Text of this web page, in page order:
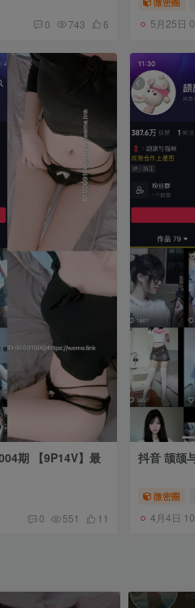
0 743 6 5月25日
期 【9P14V】最
0 551 11
微密圈
4月4日